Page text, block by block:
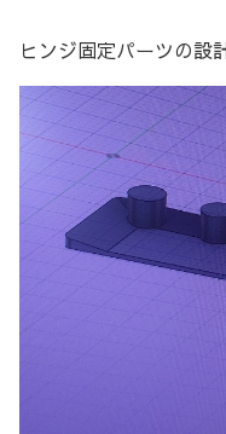
ヒンジ固定パーツの